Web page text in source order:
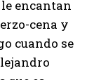
le encantan
cena y
cuando se